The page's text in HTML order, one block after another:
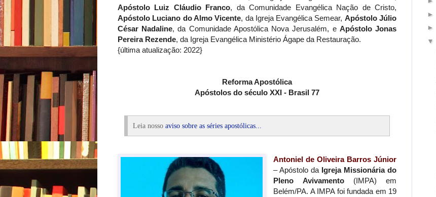
Apóstolo Luiz Cláudio Franco, da Comunidade Evangélica Nação de Cristo,
Apóstolo Luciano do Almo Vicente, da Igreja Evangélica Semear, Apóstolo Júlio
César Nadaline, da Comunidade Apostólica Nova Jerusalém, e Apóstolo Jonas
Pereira Rezende, da Igreja Evangélica Ministério Ágape da Restauração.
{última atualização: 2022}
Reforma Apostólica
Apóstolos do século XXI - Brasil 77
Leia nosso aviso sobre as séries apostólicas...
Antoniel de Oliveira Barros Júnior
– Apóstolo da Igreja Missionária do
Pleno Avivamento(IMPA) em
Belém/PA. A IMPA foi fundada em 19
►
►
▼